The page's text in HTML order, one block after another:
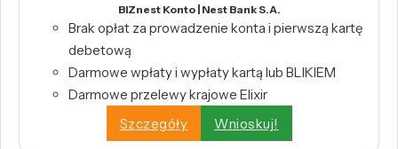
BIZnest Konto | Nest Bank S.A.
Brak opłat za prowadzenie konta i pierwszą kartę
debetową
Darmowe wpłaty i wypłaty kartą lub BLIKIEM
Darmowe przelewy krajowe Elixir
Szczegóły
Wnioskuj!